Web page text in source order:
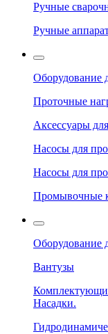
Ручные
Ручные
Оборудование
Проточные
Аксессуары
Насосы для
Насосы для
Промывочные
Оборудование
Вантузы
Насадки.